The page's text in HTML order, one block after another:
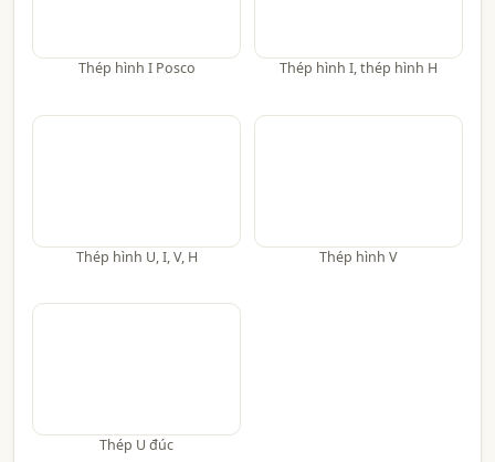
Thép hình I Posco Thép hình I, thép hình H
Thép hình U, I, V, H Thép hình V
Thép U đúc